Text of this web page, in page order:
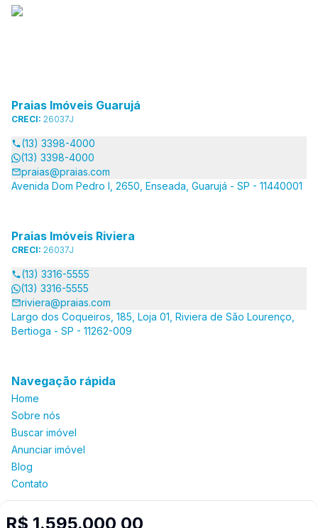
R$ 1.595.000,00
Praias Imóveis Guarujá
CRECI: 26037J
(13) 3398-4000
(13) 3398-4000
praias@praias.com
Avenida Dom Pedro I, 2650, Enseada, Guarujá - SP - 11440001
Praias Imóveis Riviera
CRECI: 26037J
(13) 3316-5555
(13) 3316-5555
riviera@praias.com
Largo dos Coqueiros, 185, Loja 01, Riviera de São Lourenço,
Bertioga - SP - 11262-009
Navegação rápida
Home
Sobre nós
Buscar imóvel
Anunciar imóvel
Blog
Contato